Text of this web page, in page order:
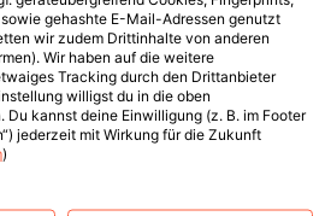
gehashte E-Mail-Adressen genutzt
wir zudem Drittinhalte von anderen
Wir haben auf die weitere
Tracking durch den Drittanbieter
willigst du in die oben
Du kannst deine Einwilligung (z. B. im Footer
jederzeit mit Wirkung für die Zukunft
)